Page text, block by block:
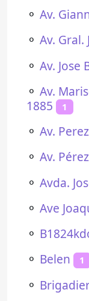
⚬ Av.
⚬ Av. Gral.
⚬ Av. Jose
⚬ Av.
1885
1
⚬ Av.
⚬ Av.
⚬ Avda.
⚬ Ave
⚬
⚬ Belen 1
⚬